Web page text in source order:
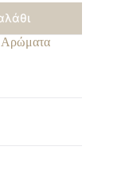
Αρώματα